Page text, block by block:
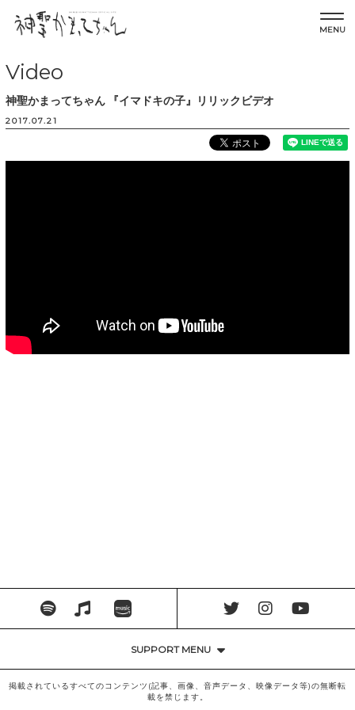
MENU
Video
神聖かまってちゃん 『イマドキの子』リリックビデオ
2017.07.21
SUPPORT MENU
掲載されているすべてのコンテンツ(記事、画像、音声データ、映像データ等)の無断転
載を禁じます。